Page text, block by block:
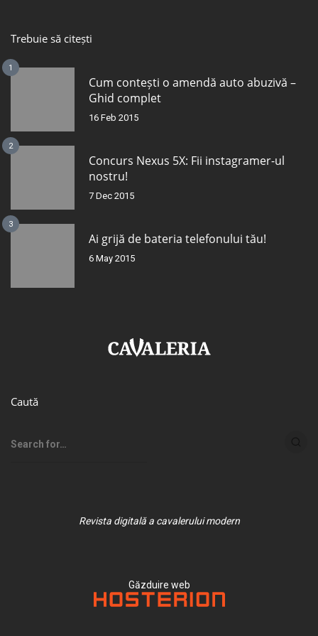
Trebuie să citești
1
Cum contești o amendă auto abuzivă –
Ghid complet
16 Feb 2015
2
Concurs Nexus 5X: Fii instagramer-ul
nostru!
7 Dec 2015
3
Ai grijă de bateria telefonului tău!
6 May 2015
Caută
Revista digitală a cavalerului modern
Găzduire web